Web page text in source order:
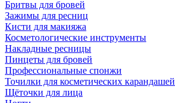
Бритвы для бровей
Зажимы для ресниц
Кисти для макияжа
Косметологические инструменты
Накладные ресницы
Пинцеты для бровей
Профессиональные спонжи
Точилки для косметических карандашей
Щёточки для лица